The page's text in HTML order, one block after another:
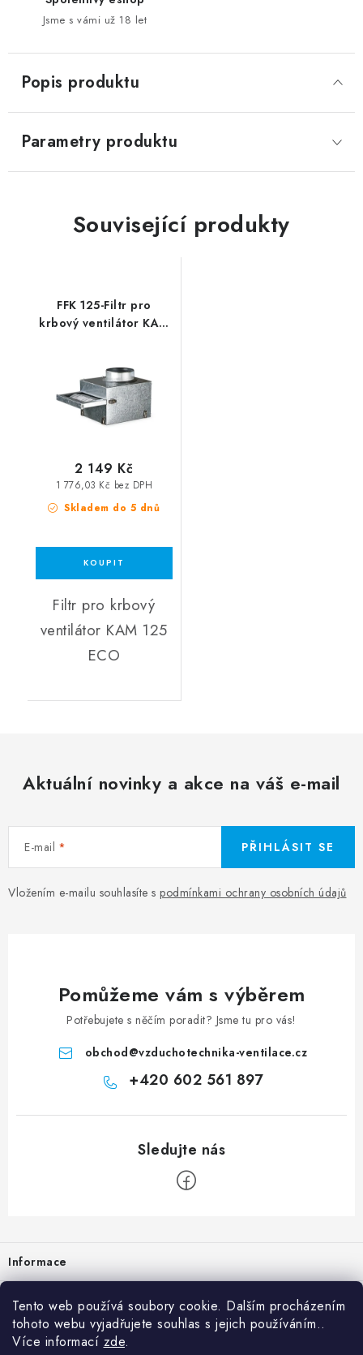
Tento web používá soubory cookie. Dalším procházením
tohoto webu vyjadřujete souhlas s jejich používáním..
Více informací zde.
Jsme s vámi už 18 let
Popis produktu
Parametry produktu
Související produkty
FFK 125-Filtr pro
krbový ventilátor KAM
Skladem do 5 dnů
1 776,03 Kč bez DPH
2 149 Kč
Filtr pro krbový
ventilátor KAM 125
ECO
Aktuální novinky a akce na váš e-mail
E-mail
Vložením e-mailu souhlasíte s podmínkami ochrany osobních údajů
PŘIHLÁSIT SE
Pomůžeme vám s výběrem
Potřebujete s něčím poradit? Jsme tu pro vás!
obchod@vzduchotechnika-ventilace.cz
+420 602 561 897
Informace
Prodejna
Rady a tipy